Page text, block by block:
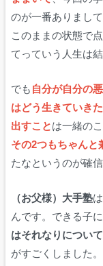
のが一番ありまし
このままの状態で
てっていう人生は
でも 自分が自分の
はどう生きていき
出すことは一緒の
その2つもちゃんと
たなというのが確信
（お父様）大手塾は
んです。できる子
はそれなりについ
がすごくしました。